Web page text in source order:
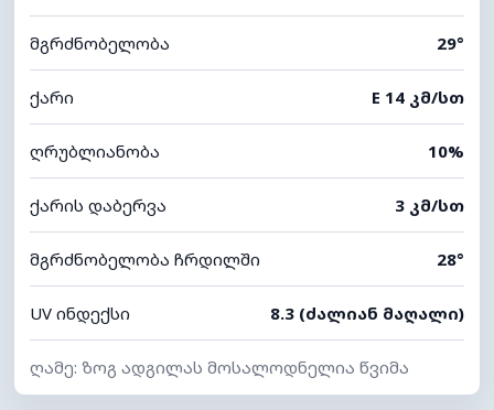
მგრძნობელობა 29°
ქარი E 14 კმ/სთ
ღრუბლიანობა 10%
ქარის დაბერვა 3 კმ/სთ
მგრძნობელობა ჩრდილში 28°
UV ინდექსი 8.3 (ძალიან მაღალი)
ღამე: ზოგ ადგილას მოსალოდნელია წვიმა